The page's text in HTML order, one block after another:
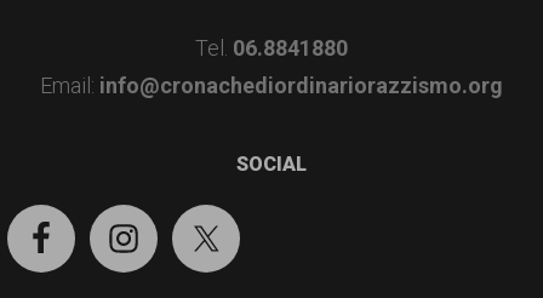
Tel. 06.8841880
Email: info@cronachediordinariorazzismo.org
SOCIAL